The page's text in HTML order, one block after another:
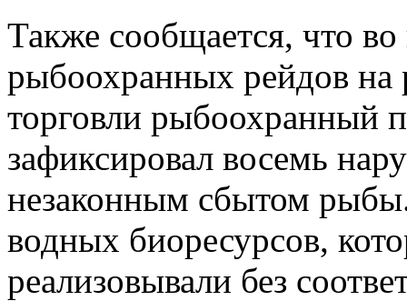
Также сообщается, что
рыбоохранных рейдов на
торговли рыбоохранный
зафиксировал восемь
незаконным сбытом
водных биоресурсов,
реализовывали без